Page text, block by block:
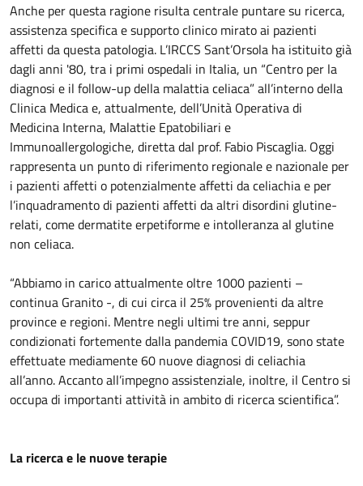
Anche per questa ragione risulta centrale puntare su ricerca,
assistenza specifica e supporto clinico mirato ai pazienti
affetti da questa patologia. L’IRCCS Sant’Orsola ha istituito già
dagli anni '80, tra i primi ospedali in Italia, un “Centro per la
diagnosi e il follow-up della malattia celiaca” all’interno della
Clinica Medica e, attualmente, dell’Unità Operativa di
Medicina Interna, Malattie Epatobiliari e
Immunoallergologiche, diretta dal prof. Fabio Piscaglia. Oggi
rappresenta un punto di riferimento regionale e nazionale per
i pazienti affetti o potenzialmente affetti da celiachia e per
l’inquadramento di pazienti affetti da altri disordini glutine-
relati, come dermatite erpetiforme e intolleranza al glutine
non celiaca.
“Abbiamo in carico attualmente oltre 1000 pazienti –
continua Granito -, di cui circa il 25% provenienti da altre
province e regioni. Mentre negli ultimi tre anni, seppur
condizionati fortemente dalla pandemia COVID19, sono state
effettuate mediamente 60 nuove diagnosi di celiachia
all’anno. Accanto all’impegno assistenziale, inoltre, il Centro si
occupa di importanti attività in ambito di ricerca scientifica”.
La ricerca e le nuove terapie